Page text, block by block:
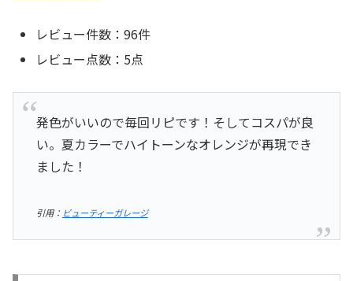
レビュー件数：96件
レビュー点数：5点
発色がいいので毎回リピです！そしてコスパが良
い。夏カラーでハイトーンなオレンジが再現でき
ました！
引用： ビューティーガレージ